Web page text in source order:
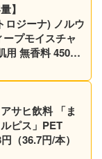
】
ジーナ) ノルウ
プモイスチャ
用 無香料 450ml
サヒ飲料 「ま
ピス」PET
（36.7円/本）